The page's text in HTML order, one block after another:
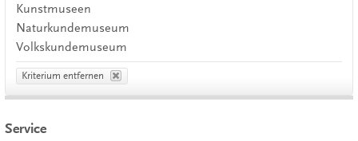
Kunstmuseen
Naturkundemuseum
Volkskundemuseum
Kriterium entfernen
Service